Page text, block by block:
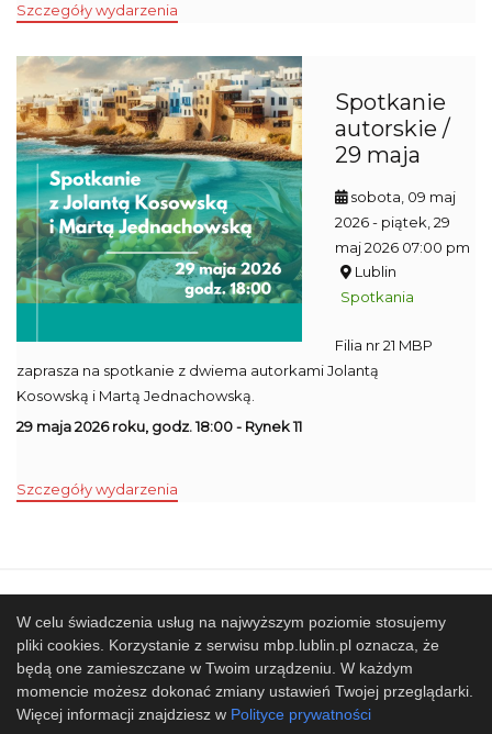
Szczegóły wydarzenia
Spotkanie
autorskie /
29 maja
sobota, 09 maj
2026- piątek, 29
maj 2026 07:00 pm
Lublin
Spotkania
Filia nr 21 MBP
zaprasza na spotkanie z dwiema autorkami Jolantą
Kosowską i Martą Jednachowską.
29 maja 2026 roku, godz. 18:00 - Rynek 11
Szczegóły wydarzenia
Współpracujemy
© 2017 Miejska Biblioteka Publiczna im. Hieronima
Łopacińskiego w Lublinie
W celu świadczenia usług na najwyższym poziomie stosujemy
pliki cookies. Korzystanie z serwisu mbp.lublin.pl oznacza, że
będą one zamieszczane w Twoim urządzeniu. W każdym
momencie możesz dokonać zmiany ustawień Twojej przeglądarki.
Więcej informacji znajdziesz w Polityce prywatności